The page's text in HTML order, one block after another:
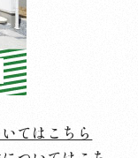
てはこちら